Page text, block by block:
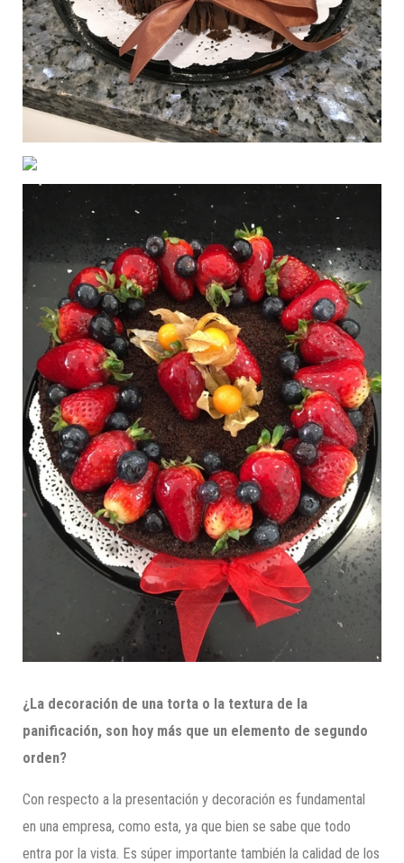
¿La decoración de una torta o la textura de la
panificación, son hoy más que un elemento de segundo
orden?
Con respecto a la presentación y decoración es fundamental
en una empresa, como esta, ya que bien se sabe que todo
entra por la vista. Es súper importante también la calidad de los